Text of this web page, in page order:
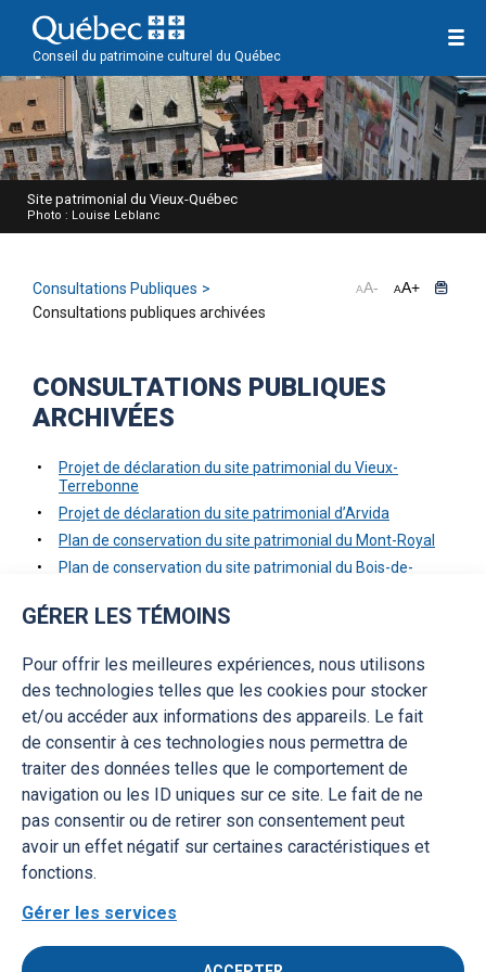
GÉRER LES TÉMOINS
Pour offrir les meilleures expériences, nous utilisons
des technologies telles que les cookies pour stocker
et/ou accéder aux informations des appareils. Le fait
de consentir à ces technologies nous permettra de
traiter des données telles que le comportement de
navigation ou les ID uniques sur ce site. Le fait de ne
pas consentir ou de retirer son consentement peut
avoir un effet négatif sur certaines caractéristiques et
fonctions.
Gérer les services
Conseil du patrimoine culturel du Québec
Site patrimonial du Vieux-Québec
Photo : Louise Leblanc
Consultations Publiques
Consultations publiques archivées
AA- AA+
CONSULTATIONS PUBLIQUES
ARCHIVÉES
Projet de déclaration du site patrimonial du Vieux-
Terrebonne
Projet de déclaration du site patrimonial d’Arvida
Plan de conservation du site patrimonial du Mont-Royal
Plan de conservation du site patrimonial du Bois-de-
Plan de conservation du site patrimonial de Percé
Plan de conservation du site patrimonial de Sillery
Plan de conservation du site patrimonial de Trois-Rivières
Plan de conservation du site patrimonial du Vieux-Québec
Plan de conservation du site patrimonial de Beauport
Plan de conservation du site patrimonial de La Prairie
Plan de conservation du site patrimonial de Charlesbourg